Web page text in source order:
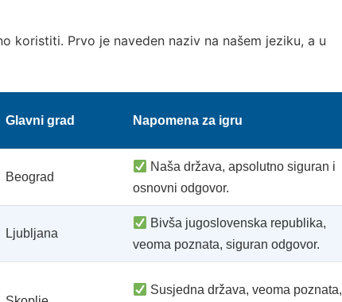
koristiti. Prvo je naveden naziv na našem jeziku, a u
Glavni grad Napomena za igru
Beograd
Naša država, apsolutno siguran i
osnovni odgovor.
Ljubljana
Bivša jugoslovenska republika,
veoma poznata, siguran odgovor.
Susjedna država, veoma poznata,